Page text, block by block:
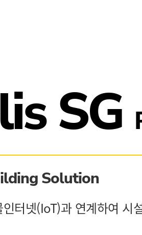
SG
Solution
넷(IoT)과 연계하여 시